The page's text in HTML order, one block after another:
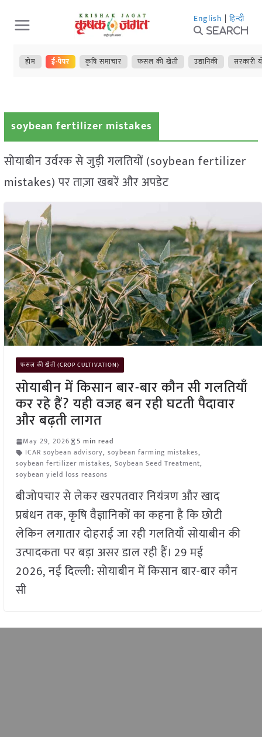
Skip
to
content
English | हिन्दी
Search
होम ई-पेपर कृषि समाचार फसल की खेती उद्यानिकी सरकारी
soybean fertilizer mistakes
सोयाबीन उर्वरक से जुड़ी गलतियों (soybean fertilizer
mistakes) पर ताज़ा खबरें और अपडेट
फसल की खेती (CROP CULTIVATION)
सोयाबीन में किसान बार-बार कौन सी गलतियाँ
कर रहे हैं? यही वजह बन रही घटती पैदावार
और बढ़ती लागत
May 29, 2026
5 min read
ICAR soybean advisory, soybean farming mistakes,
soybean fertilizer mistakes, Soybean Seed Treatment,
soybean yield loss reasons
बीजोपचार से लेकर खरपतवार नियंत्रण और खाद
प्रबंधन तक, कृषि वैज्ञानिकों का कहना है कि छोटी
लेकिन लगातार दोहराई जा रही गलतियाँ सोयाबीन की
उत्पादकता पर बड़ा असर डाल रही हैं। 29 मई
2026, नई दिल्ली: सोयाबीन में किसान बार-बार कौन
सी